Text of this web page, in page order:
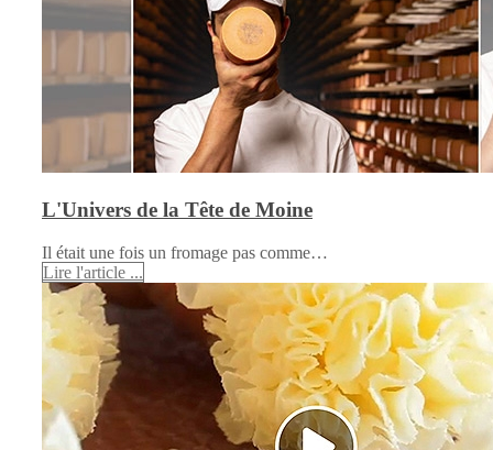
L'Univers de la Tête de Moine
Il était une fois un fromage pas comme…
Lire l'article ...